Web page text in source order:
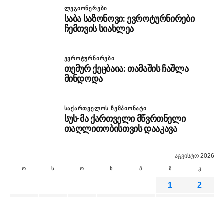
ᲚᲔᲒᲘᲝᲜᲔᲠᲔᲑᲘ
საბა საზონოვი: ევროტურნირები
ჩემთვის სიახლეა
ᲔᲕᲠᲝᲢᲣᲠᲜᲘᲠᲔᲑᲘ
თემურ ქეცბაია: თამაშის ჩაშლა
მინდოდა
ᲡᲐᲥᲐᲠᲗᲕᲔᲚᲝᲡ ᲩᲔᲛᲞᲘᲝᲜᲐᲢᲘ
სუს-მა ქართველი მწვრთნელი
თაღლითობისთვის დააკავა
აგვისტო 2026
ო ს ო ხ პ შ კ
1
2